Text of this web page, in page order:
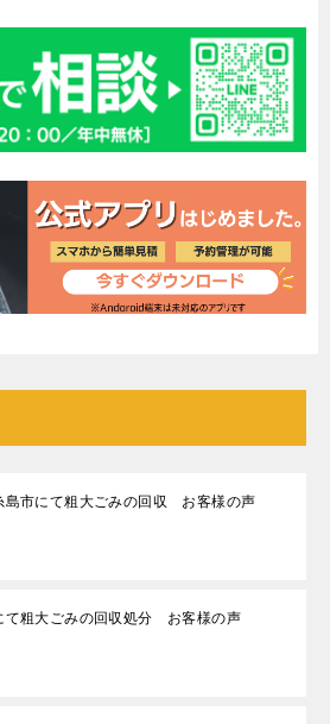
島市にて粗大ごみの回収 お客様の声
て粗大ごみの回収処分 お客様の声